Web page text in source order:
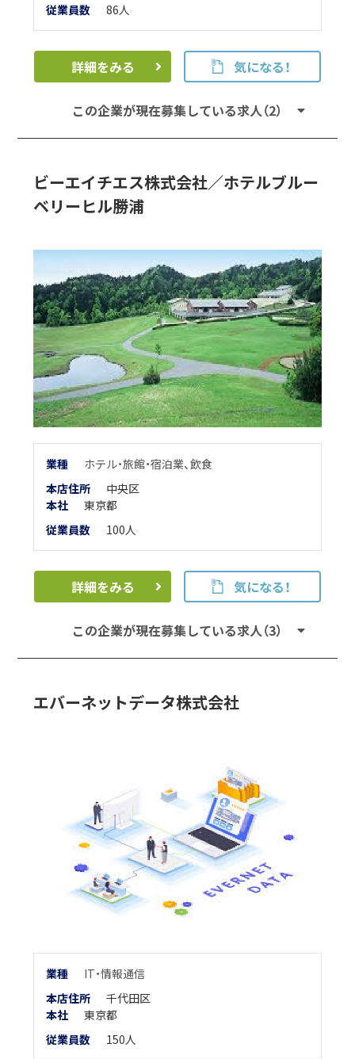
従業員数
86人
詳細をみる 気になる！
この企業が現在募集している求人（2）
ビーエイチエス株式会社／ホテルブルー
ベリーヒル勝浦
業種 ホテル・旅館・宿泊業、飲食
本店住所
中央区
本社
東京都
従業員数
100人
詳細をみる 気になる！
この企業が現在募集している求人（3）
エバーネットデータ株式会社
業種
IT・情報通信
本店住所
千代田区
本社
東京都
従業員数
150人